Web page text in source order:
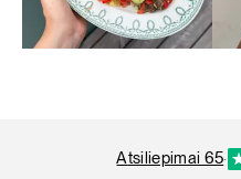
atsiliepimai 65·